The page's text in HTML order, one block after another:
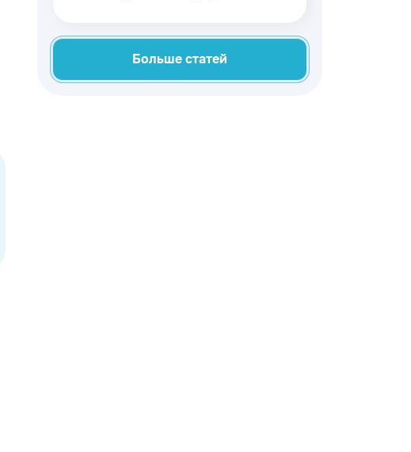
интересных моделей, которые
соответствуют самым высоким
Больше статей